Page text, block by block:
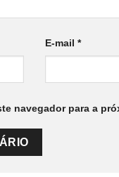
E-mail *
navegador para a